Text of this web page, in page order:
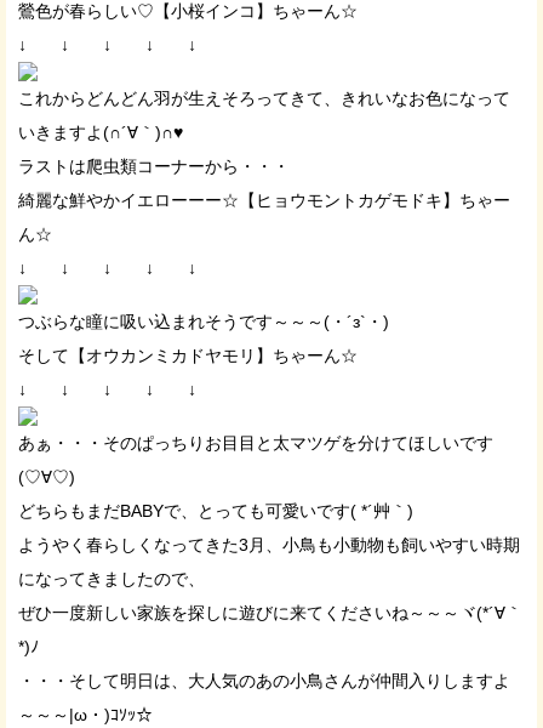
鶯色が春らしい♡【小桜インコ】ちゃーん☆
↓ ↓ ↓ ↓ ↓
これからどんどん羽が生えそろってきて、きれいなお色になって
いきますよ(∩´∀｀)∩♥
ラストは爬虫類コーナーから・・・
綺麗な鮮やかイエローーー☆【ヒョウモントカゲモドキ】ちゃー
ん☆
↓ ↓ ↓ ↓ ↓
つぶらな瞳に吸い込まれそうです～～～(・´з`・)
そして【オウカンミカドヤモリ】ちゃーん☆
↓ ↓ ↓ ↓ ↓
あぁ・・・そのぱっちりお目目と太マツゲを分けてほしいです
(♡∀♡)
どちらもまだBABYで、とっても可愛いです( *´艸｀)
ようやく春らしくなってきた3月、小鳥も小動物も飼いやすい時期
になってきましたので、
ぜひ一度新しい家族を探しに遊びに来てくださいね～～～ヾ(*´∀｀
*)ﾉ
・・・そして明日は、大人気のあの小鳥さんが仲間入りしますよ
～～～|ω・)ｺｿｯ☆